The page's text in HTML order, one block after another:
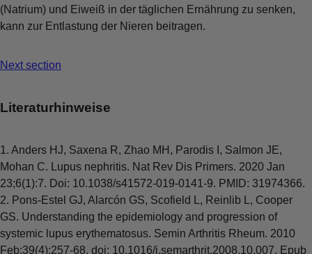
(Natrium) und Eiweiß in der täglichen Ernährung zu senken,
kann zur Entlastung der Nieren beitragen.
Next section
Literaturhinweise
1. Anders HJ, Saxena R, Zhao MH, Parodis I, Salmon JE,
Mohan C. Lupus nephritis. Nat Rev Dis Primers. 2020 Jan
23;6(1):7. Doi: 10.1038/s41572-019-0141-9. PMID: 31974366.
2. Pons-Estel GJ, Alarcón GS, Scofield L, Reinlib L, Cooper
GS. Understanding the epidemiology and progression of
systemic lupus erythematosus. Semin Arthritis Rheum. 2010
Feb;39(4):257-68. doi: 10.1016/j.semarthrit.2008.10.007. Epub